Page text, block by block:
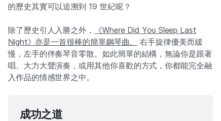
的歷史其實可以追溯到 19 世紀呢？
除了歷史引人入勝之外，
《Where Did You Sleep Last
Night》亦是一首很棒的簡單鋼琴曲。
右手旋律優美而緩
慢，左手的伴奏琴音零散。如此簡單的結構，無論你是跟著
唱、大力大聲演奏，或用其他你喜歡的方式，你都能完全融
入作品的情感世界之中。
成功之道